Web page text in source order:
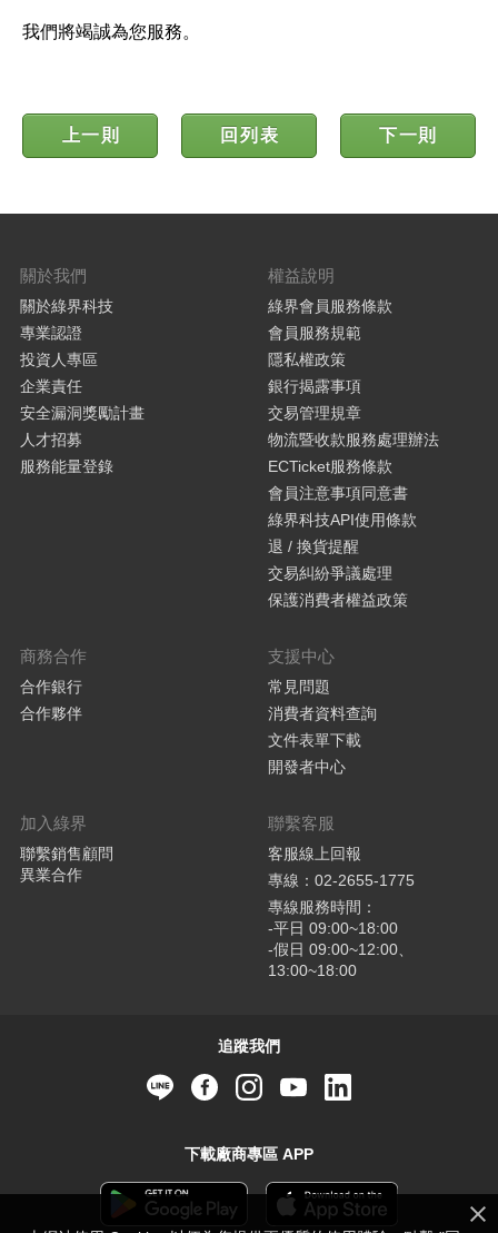
我們將竭誠為您服務。
上一則 回列表 下一則
關於我們
關於綠界科技
專業認證
投資人專區
企業責任
安全漏洞獎勵計畫
人才招募
服務能量登錄
權益說明
綠界會員服務條款
會員服務規範
隱私權政策
銀行揭露事項
交易管理規章
物流暨收款服務處理辦法
ECTicket服務條款
會員注意事項同意書
綠界科技API使用條款
退 / 換貨提醒
交易糾紛爭議處理
保護消費者權益政策
商務合作
合作銀行
合作夥伴
支援中心
常見問題
消費者資料查詢
文件表單下載
開發者中心
加入綠界
聯繫銷售顧問
異業合作
聯繫客服
客服線上回報
專線：02-2655-1775
專線服務時間：
-平日 09:00~18:00
-假日 09:00~12:00、
13:00~18:00
追蹤我們
下載廠商專區 APP